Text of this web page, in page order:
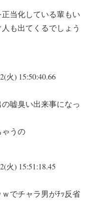
当化している輩もい
も出てくるでしょう
火) 15:50:40.66
嘘臭い出来事になっ
うの
火) 15:51:18.45
でチャラ男がﾁｯ反省